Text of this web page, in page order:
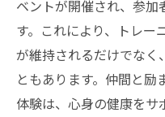
ベントが開催され、参加
す。これにより、トレー
が維持されるだけでなく
ともあります。仲間と
体験は、心身の健康をサ